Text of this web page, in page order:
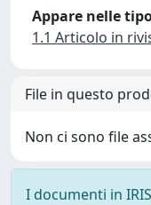
Appare nelle
1.1 Articolo in
File in questo
Non ci sono file
I documenti in